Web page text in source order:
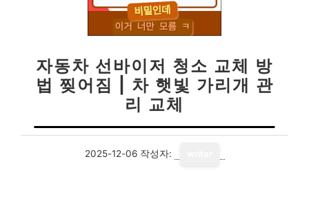
자동차 선바이저 청소 교체 방
법 찢어짐 | 차 햇빛 가리개 관
리 교체
2025-12-06 작성자: